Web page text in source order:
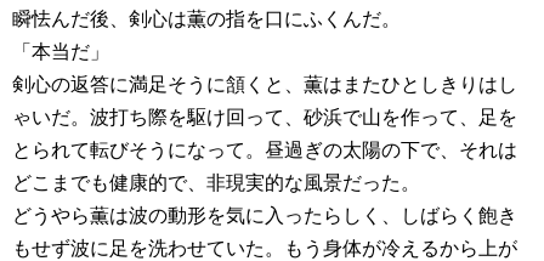
瞬怯んだ後、剣心は薫の指を口にふくんだ。
「本当だ」
剣心の返答に満足そうに頷くと、薫はまたひとしきりはし
ゃいだ。波打ち際を駆け回って、砂浜で山を作って、足を
とられて転びそうになって。昼過ぎの太陽の下で、それは
どこまでも健康的で、非現実的な風景だった。
どうやら薫は波の動形を気に入ったらしく、しばらく飽き
もせず波に足を洗わせていた。もう身体が冷えるから上が